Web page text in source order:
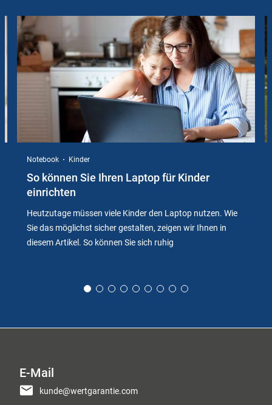
Instructions
Notebook Kinder
So können Sie Ihren Laptop für Kinder
einrichten
Heutzutage müssen viele Kinder den Laptop nutzen. Wie
Sie das möglichst sicher gestalten, zeigen wir Ihnen in
diesem Artikel. So können Sie sich ruhig
E-Mail
kunde@wertgarantie.com